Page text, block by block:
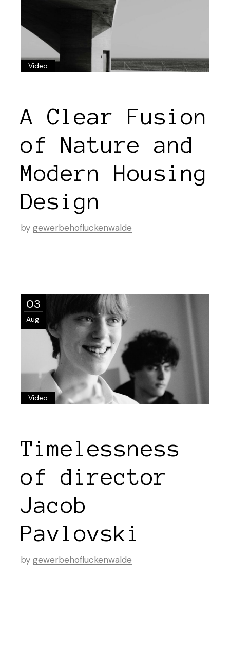
Video
A Clear Fusion
of Nature and
Modern Housing
Design
by gewerbehofluckenwalde
03
Aug.
Video
Timelessness
of director
Jacob
Pavlovski
by gewerbehofluckenwalde